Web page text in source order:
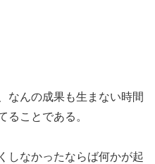
なんの成果も生まない時間
ることである。
しなかったならば何かが起